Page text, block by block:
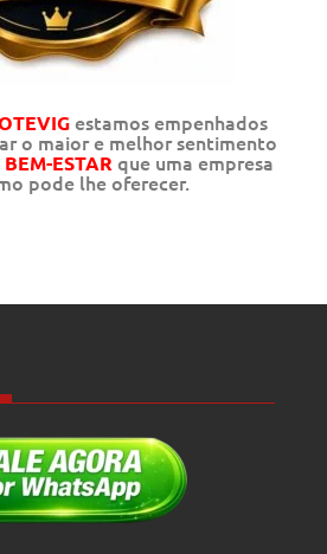
estamos empenhados
o maior e melhor sentimento
ESTAR que uma empresa
pode lhe oferecer.